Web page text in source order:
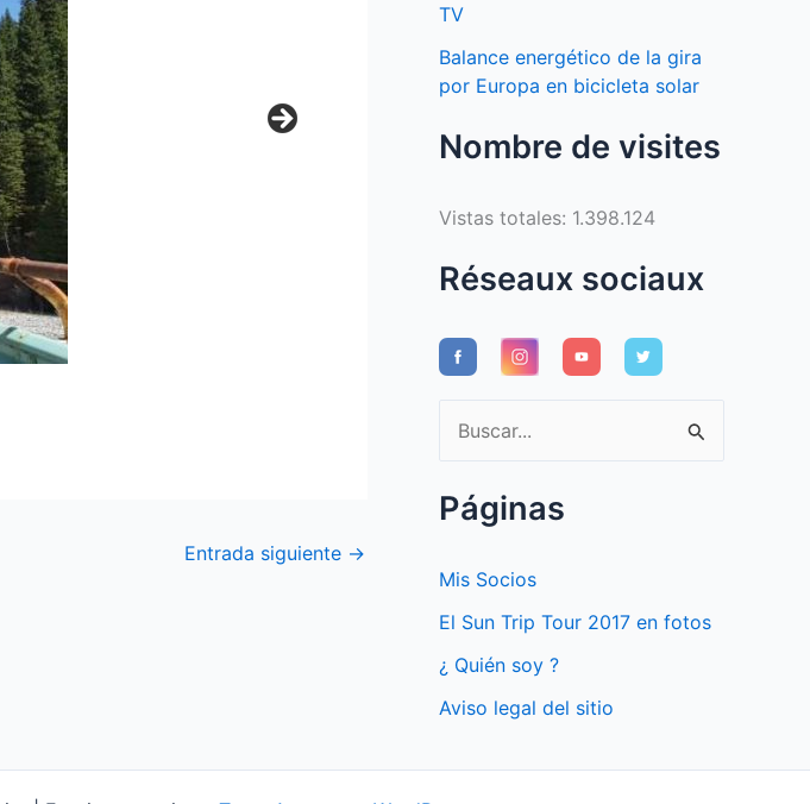
Entrada siguiente →
TV
Balance energético de la gira
por Europa en bicicleta solar
Nombre de visites
Vistas totales: 1.398.124
Réseaux sociaux
u
s
a
r
Páginas
Mis Socios
El Sun Trip Tour 2017 en fotos
¿ Quién soy ?
Aviso legal del sitio